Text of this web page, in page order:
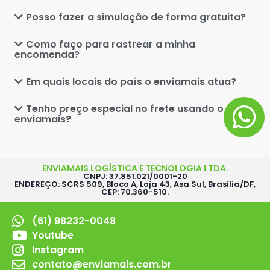
Posso fazer a simulação de forma gratuita?
Como faço para rastrear a minha
encomenda?
Em quais locais do país o enviamais atua?
Tenho preço especial no frete usando o
enviamais?
ENVIAMAIS LOGÍSTICA E TECNOLOGIA LTDA.
CNPJ: 37.851.021/0001-20
ENDEREÇO: SCRS 509, Bloco A, Loja 43, Asa Sul, Brasília/DF,
CEP: 70.360-510.
(61) 98232-0048
Youtube
Instagram
contato@enviamais.com.br